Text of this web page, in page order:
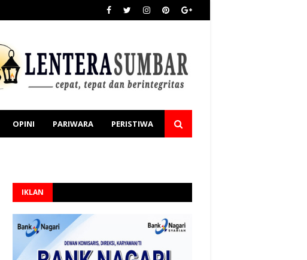
OPINI PARIWARA PERISTIWA
IKLAN